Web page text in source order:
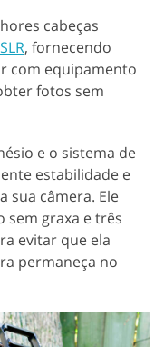
cabeças
, fornecendo
com equipamento
fotos sem
e o sistema de
estabilidade e
sua câmera. Ele
sem graxa e três
evitar que ela
permaneça no